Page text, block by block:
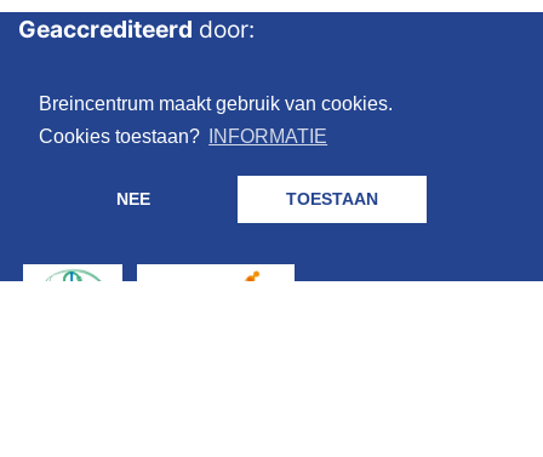
Breincentrum maakt gebruik van cookies.
Cookies toestaan?
INFORMATIE
NEE TOESTAAN
Geaccrediteerd door: